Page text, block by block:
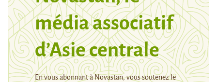
média associatif
d’Asie centrale
En vous abonnant à Novastan, vous soutenez le